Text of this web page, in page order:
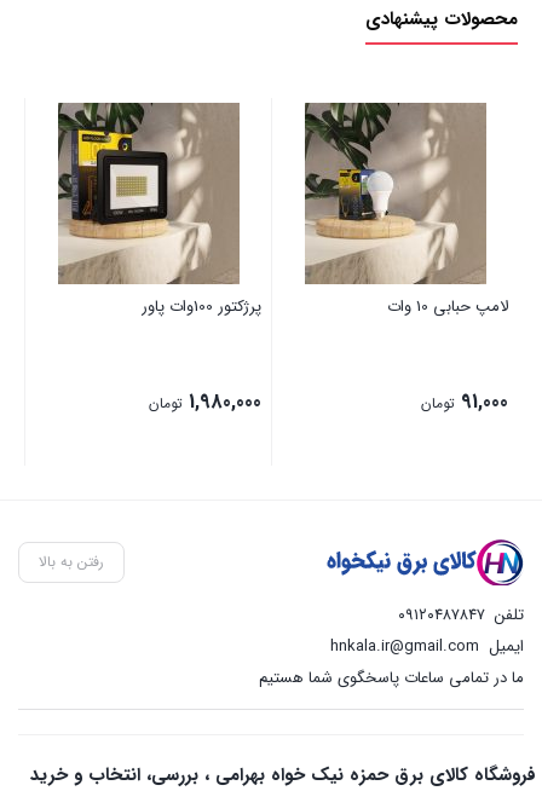
محصولات پیشنهادی
لامپ حبابی 10 وات
91,000 تومان
پرژکتور 100وات پاور
1,980,000 تومان
رفتن به بالا
تلفن ۰۹۱۲۰۴۸۷۸۴۷
ایمیل hnkala.ir@gmail.com
ما در تمامی ساعات پاسخگوی شما هستیم
فروشگاه کالای برق حمزه نیک خواه بهرامی ، بررسی، انتخاب و خرید